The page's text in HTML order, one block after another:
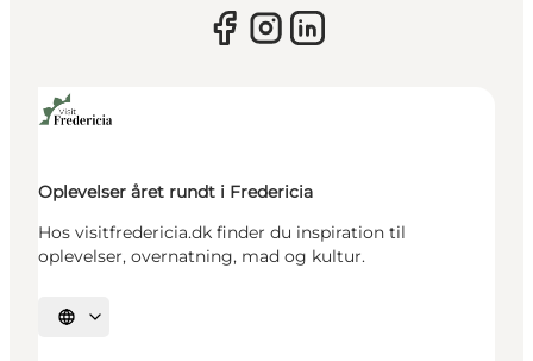
Oplevelser året rundt i Fredericia
Hos visitfredericia.dk finder du inspiration til
oplevelser, overnatning, mad og kultur.
Vælg sprog